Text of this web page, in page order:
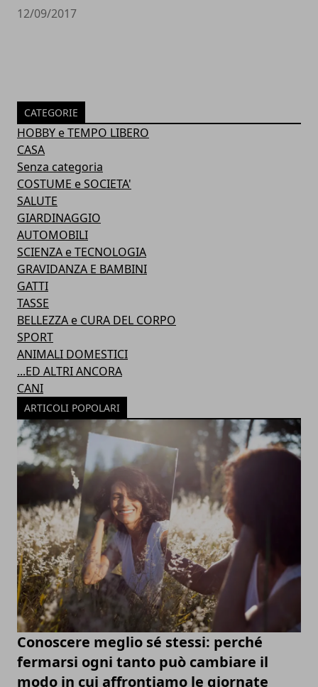
12/09/2017
CATEGORIE
HOBBY e TEMPO LIBERO
CASA
Senza categoria
COSTUME e SOCIETA'
SALUTE
GIARDINAGGIO
AUTOMOBILI
SCIENZA e TECNOLOGIA
GRAVIDANZA E BAMBINI
GATTI
TASSE
BELLEZZA e CURA DEL CORPO
SPORT
ANIMALI DOMESTICI
...ED ALTRI ANCORA
CANI
ARTICOLI POPOLARI
Conoscere meglio sé stessi: perché
fermarsi ogni tanto può cambiare il
modo in cui affrontiamo le giornate